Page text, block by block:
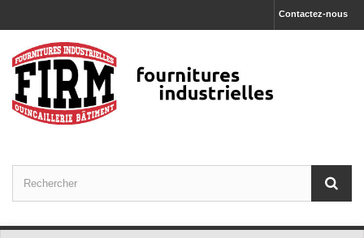
Contactez-nous